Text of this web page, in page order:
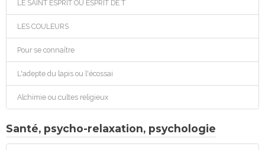
LE SAINT ESPRIT OU ESPRIT DE T
LES COULEURS
Pour se connaître
L'adepte du lapis ou l'écossai
Alchimie ou cultes religieux
Santé, psycho-relaxation, psychologie